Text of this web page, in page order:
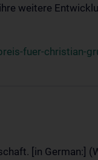
weitere
fuer-christian-
[in German:]